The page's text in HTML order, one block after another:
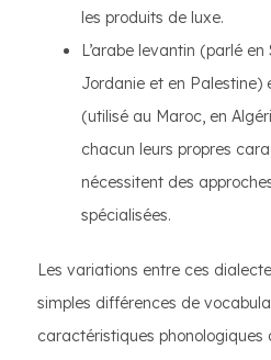
les produits de luxe.
L’arabe levantin (parlé en
Jordanie et en Palestine)
(utilisé au Maroc, en
chacun leurs propres
nécessitent des
spécialisées.
Les variations entre ces
simples différences de
caractéristiques phonologiques